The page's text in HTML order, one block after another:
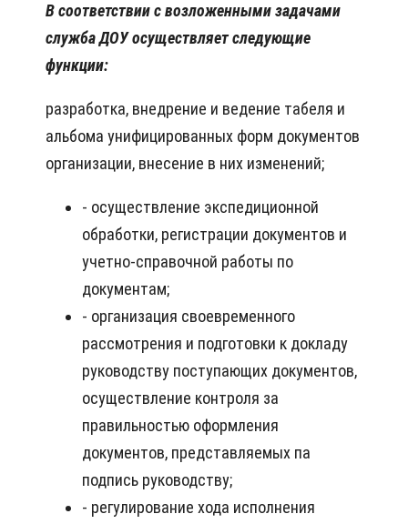
В соответствии с возложенными задачами
служба ДОУ осуществляет следующие
функции:
разработка, внедрение и ведение табеля и
альбома унифицированных форм документов
организации, внесение в них изменений;
- осуществление экспедиционной
обработки, регистрации документов и
учетно-справочной работы по
документам;
- организация своевременного
рассмотрения и подготовки к докладу
руководству поступающих документов,
осуществление контроля за
правильностью оформления
документов, представляемых па
подпись руководству;
- регулирование хода исполнения